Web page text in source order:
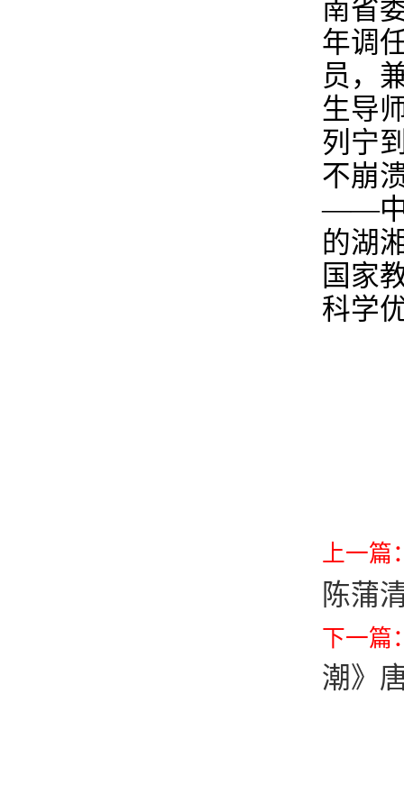
南省
年调
员，
生导
列宁
不崩
——中
的湖
国家
科学
上一篇
陈蒲
下一篇
潮》